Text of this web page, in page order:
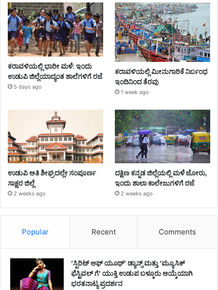
ಕರಾವಳಿಯಲ್ಲಿ ಭಾರೀ ಮಳೆ: ಇಂದು
ಉಡುಪಿ ಜಿಲ್ಲೆಯಾದ್ಯಂತ ಶಾಲೆಗಳಿಗೆ ರಜೆ
5 days ago
ಕರಾವಳಿಯಲ್ಲಿ ಮೀನುಗಾರಿಕೆ ನಿರ್ಬಂಧ
ಇಂದಿನಿಂದ ತೆರವು
1 week ago
ಉಡುಪಿ ಅತಿ ಶೀಘ್ರದಲ್ಲೇ ಸಂಪೂರ್ಣ
ಸಾಕ್ಷರ ಜಿಲ್ಲೆ
2 weeks ago
ದಕ್ಷಿಣ ಕನ್ನಡ ಜಿಲ್ಲೆಯಲ್ಲಿ ಮಳೆ ಜೋರು,
ಇಂದು ಶಾಲಾ ಕಾಲೇಜುಗಳಿಗೆ ರಜೆ
2 weeks ago
Popular Recent Comments
‘ಸ್ಪಿರಿಟ್ ಆಫ್ ಯೂಥ್’ ಡ್ಯಾನ್ಸ್ ಮತ್ತು ‘ಮ್ಯೂಸಿಕ್
ಫೆಸ್ಟಿವಲ್ ಗೆ’ ಯುಕ್ತಿ ಉಡುಪ ಬಳ್ಕೂರು ಆಯ್ಕೆಯಾಗಿ
ಭರತನಾಟ್ಯ ಪ್ರದರ್ಶನ